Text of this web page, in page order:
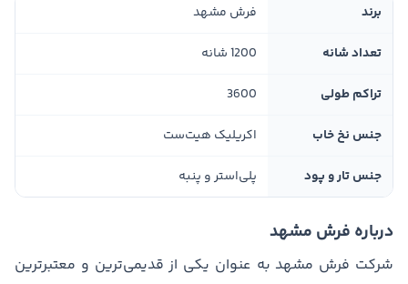
برند فرش مشهد
تعداد شانه 1200 شانه
تراکم طولی 3600
جنس نخ خاب اکریلیک هیت‌ست
جنس تار و پود پلی‌استر و پنبه
درباره فرش مشهد
شرکت فرش مشهد به عنوان یکی از قدیمی‌ترین و معتبرترین